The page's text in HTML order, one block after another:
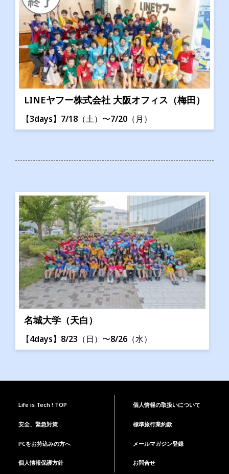
LINEヤフー株式会社 大阪オフィス（梅田）
【3days】7/18（土）〜7/20（月）
名城大学（天白）
【4days】8/23（日）〜8/26（水）
Life is Tech ! TOP 個人情報の取扱いについて
安全、緊急対策 標準旅行業約款
PCをお持込みの方へ メールマガジン登録
個人情報保護方針 お問合せ